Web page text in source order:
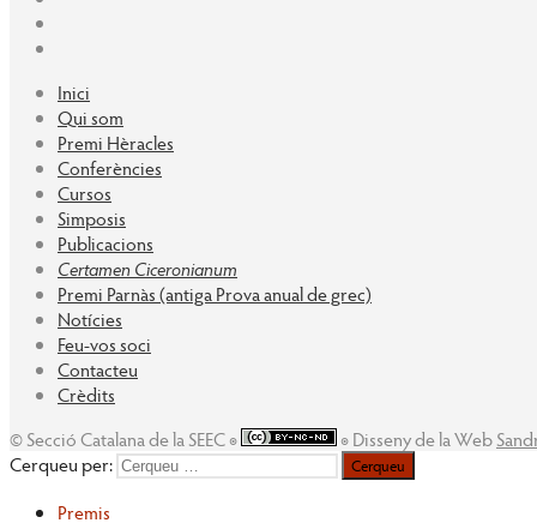
Inici
Qui som
Premi Hèracles
Conferències
Cursos
Simposis
Publicacions
Certamen Ciceronianum
Premi Parnàs (antiga Prova anual de grec)
Notícies
Feu-vos soci
Contacteu
Crèdits
© Secció Catalana de la SEEC ◉
◉ Disseny de la Web
Cerqueu per:
Premis